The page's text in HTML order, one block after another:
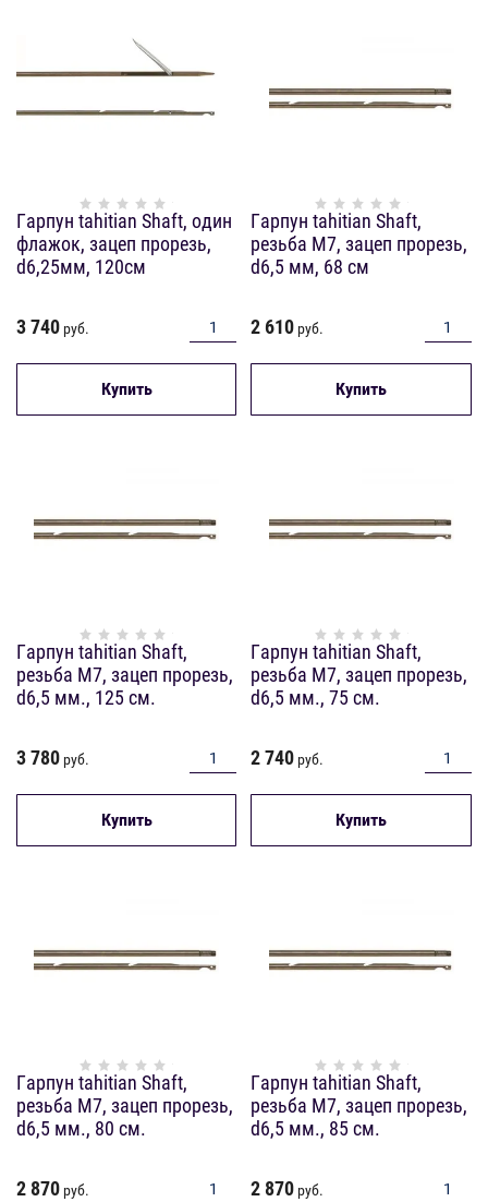
Гарпун tahitian Shaft, один
флажок, зацеп прорезь,
d6,25мм, 120см
3 740 руб.
Купить
Гарпун tahitian Shaft,
резьба М7, зацеп прорезь,
d6,5 мм, 68 см
2 610 руб.
Купить
Гарпун tahitian Shaft,
резьба М7, зацеп прорезь,
d6,5 мм., 125 см.
3 780 руб.
Купить
Гарпун tahitian Shaft,
резьба М7, зацеп прорезь,
d6,5 мм., 75 см.
2 740 руб.
Купить
Гарпун tahitian Shaft,
резьба М7, зацеп прорезь,
d6,5 мм., 80 см.
2 870 руб.
Гарпун tahitian Shaft,
резьба М7, зацеп прорезь,
d6,5 мм., 85 см.
2 870 руб.